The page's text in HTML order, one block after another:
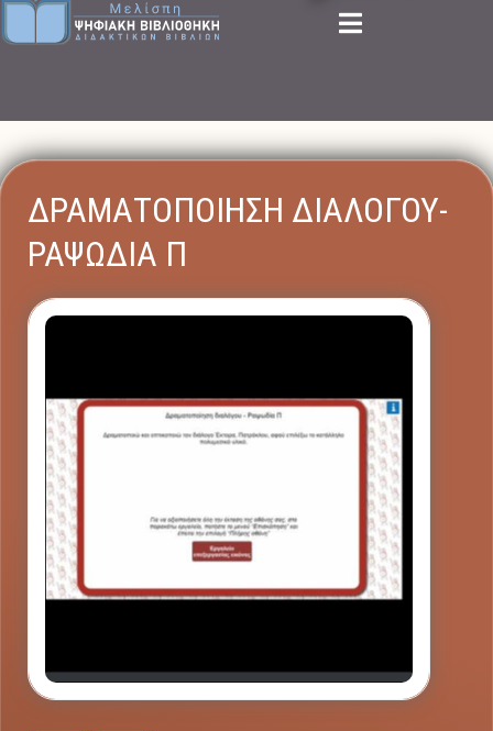
ΔΡΑΜΑΤΟΠΟΙΗΣΗ ΔΙΑΛΟΓΟΥ-
ΡΑΨΩΔΙΑ Π